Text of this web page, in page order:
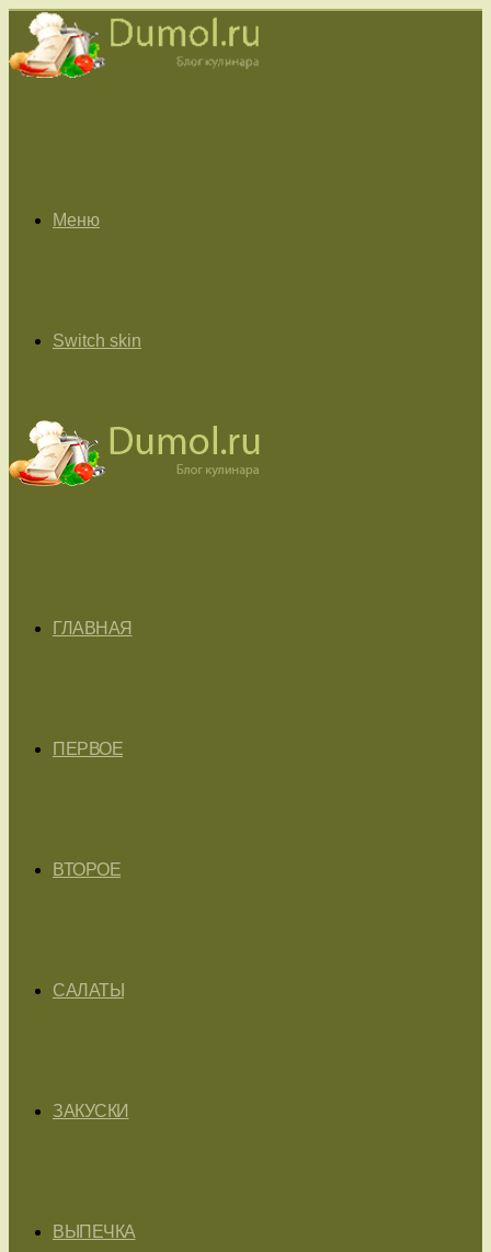
Меню
Switch skin
ГЛАВНАЯ
ПЕРВОЕ
ВТОРОЕ
САЛАТЫ
ЗАКУСКИ
ВЫПЕЧКА